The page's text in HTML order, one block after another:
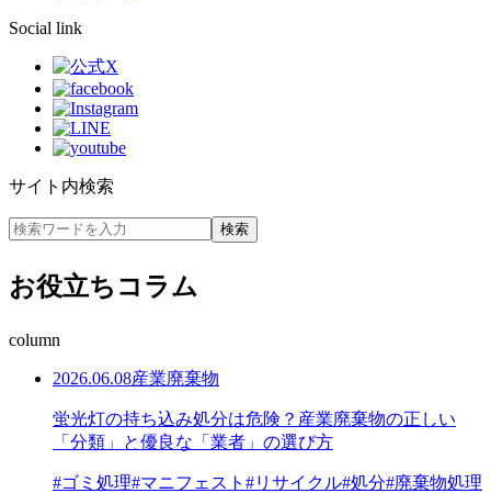
Social link
サイト内検索
お役立ちコラム
column
2026.06.08産業廃棄物
蛍光灯の持ち込み処分は危険？産業廃棄物の正しい
「分類」と優良な「業者」の選び方
#ゴミ処理#マニフェスト #リサイクル#処分#廃棄物処理